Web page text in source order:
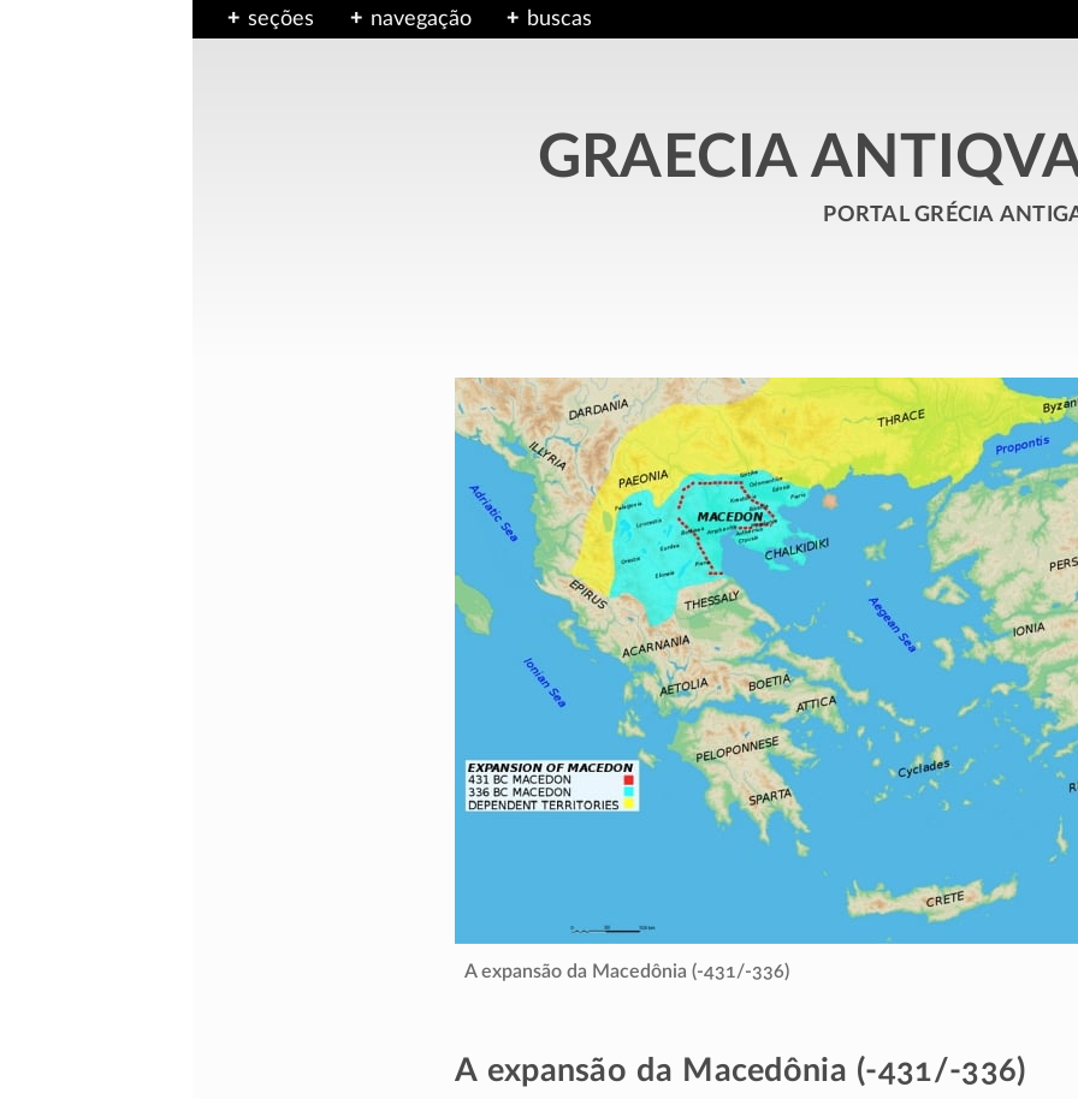
seções navegação buscas
GRAECIA
portal grécia
A expansão da Macedônia (-431/-336)
A expansão da Macedônia (-431/-336)